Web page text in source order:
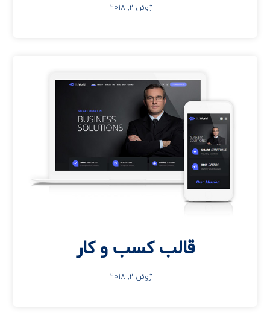
ژوئن 2, 2018
قالب کسب و کار
ژوئن 2, 2018